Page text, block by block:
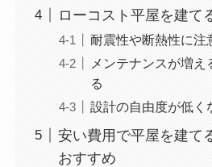
ローコスト平屋を建て
耐震性や断熱性に注
メンテナンスが増
る
設計の自由度が低く
安い費用で平屋を建て
おすすめ